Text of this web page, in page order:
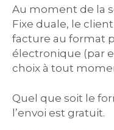
Au moment de la
Fixe duale, le
facture au format
électronique (par
choix à tout
Quel que soit le
l’envoi est gratuit.